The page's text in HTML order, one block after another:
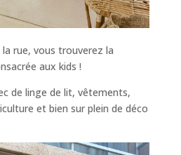
rue, vous trouverez la
aux kids !
de linge de lit, vêtements,
et bien sur plein de déco